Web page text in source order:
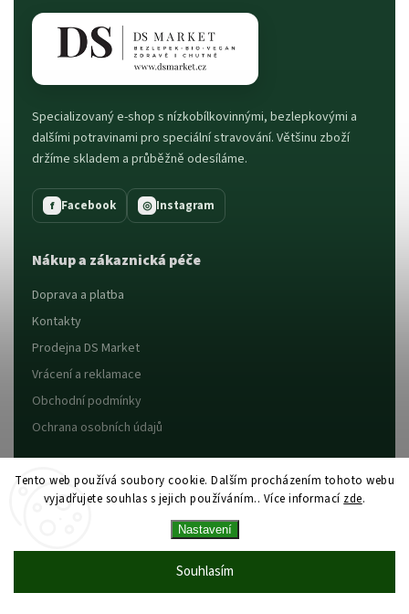
Tento web používá soubory cookie. Dalším procházením tohoto webu
vyjadřujete souhlas s jejich používáním.. Více informací zde.
Nastavení
Souhlasím
Specializovaný e-shop s nízkobílkovinnými, bezlepkovými a
dalšími potravinami pro speciální stravování. Většinu zboží
držíme skladem a průběžně odesíláme.
f Facebook ◎ Instagram
Nákup a zákaznická péče
Doprava a platba
Kontakty
Prodejna DS Market
Vrácení a reklamace
Obchodní podmínky
Ochrana osobních údajů
Oblíbený sortiment
Nízkobílkovinné potraviny
Jídlo na cesty